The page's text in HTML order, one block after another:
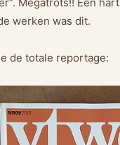
werken was dit.
de totale reportage: